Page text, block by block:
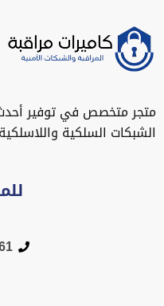
متجر متخصص في توفير أحدث
الشبكات السلكية واللاسلكية